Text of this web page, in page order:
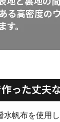
水帆布を使用